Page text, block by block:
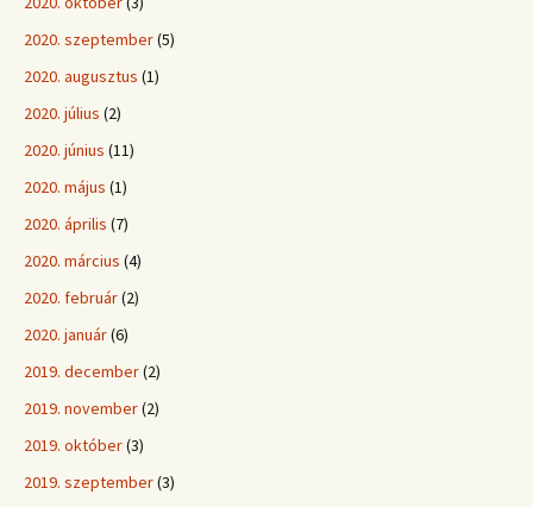
2020. szeptember(5)
2020. augusztus (1)
2020. július (2)
2020. június (11)
2020. május (1)
2020. április (7)
2020. március (4)
2020. február(2)
2020. január(6)
2019. december(2)
2019. november(2)
2019. október(3)
2019. szeptember(3)